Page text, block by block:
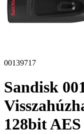
00139717
Sandisk
128bit AES